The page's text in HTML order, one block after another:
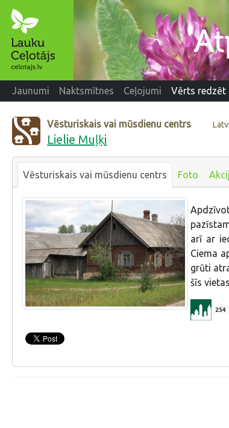
Jaunumi Naktsmītnes Ceļojumi Vērts redzēt
Vēsturiskais vai mūsdienu centrs
Lielie Muļķi
Vēsturiskais vai mūsdienu centrs Foto
arī ar
Ciema
grūti
šīs
254